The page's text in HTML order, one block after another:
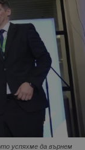
успяхме да върнем